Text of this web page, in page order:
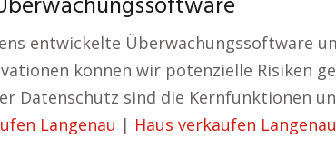
entwickelte Überwachungssoftware
können wir potenzielle Risiken
Datenschutz sind die Kernfunktionen
Langenau | Haus verkaufen Langenau